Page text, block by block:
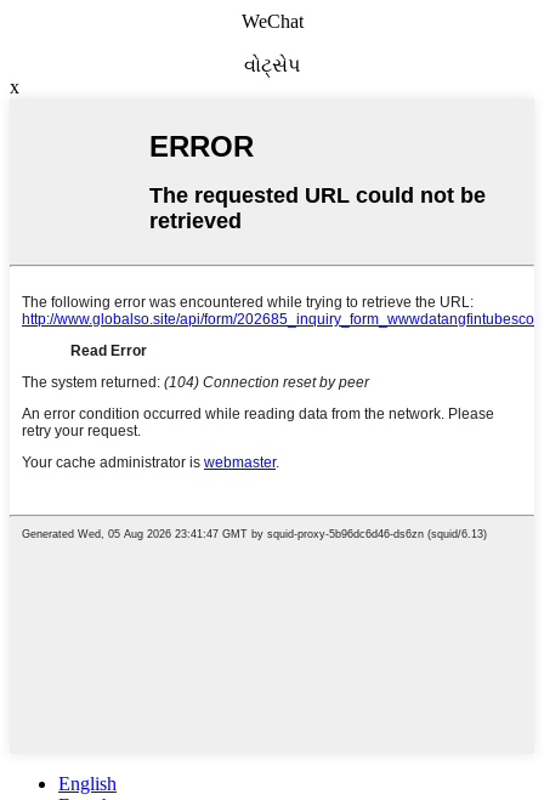
WeChat
વોટ્સેપ
x
English